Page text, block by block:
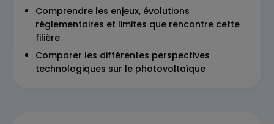
Comprendre les enjeux, évolutions
réglementaires et limites que rencontre cette
filière
Comparer les différentes perspectives
technologiques sur le photovoltaïque